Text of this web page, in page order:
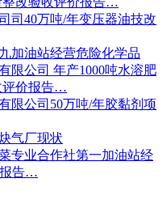
司40万吨/年变压器油技改
加油站经营危险化学品
限公司 年产1000吨水溶肥
评价报告…
限公司50万吨/年胶黏剂项
气厂现状
专业合作社第一加油站经
报告…